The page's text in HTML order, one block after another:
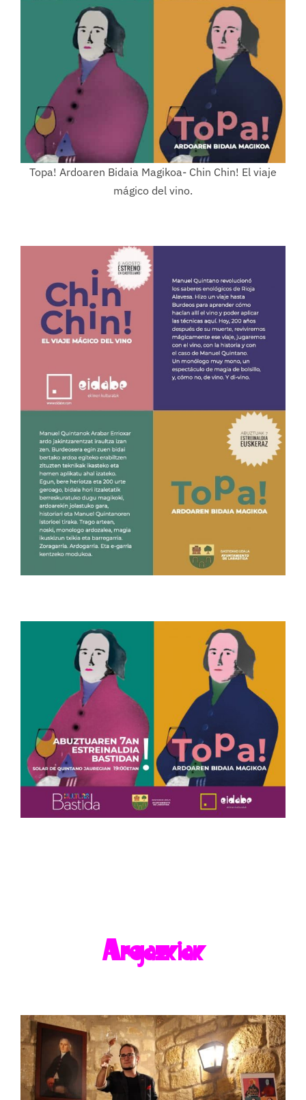
Topa! Ardoaren Bidaia Magikoa- Chin Chin! El viaje
mágico del vino.
Argazkiak